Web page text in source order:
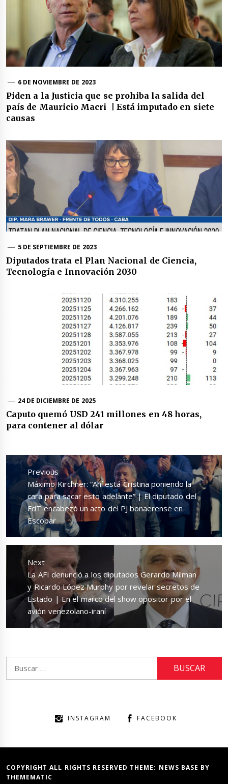
6 DE NOVIEMBRE DE 2023
Piden a la Justicia que se prohiba la salida del
país de Mauricio Macri | Está imputado en siete
causas
5 DE SEPTIEMBRE DE 2023
Diputados trata el Plan Nacional de Ciencia,
Tecnología e Innovación 2030
24 DE DICIEMBRE DE 2025
Caputo quemó USD 241 millones en 48 horas,
para contener al dólar
Navegación
de
entradas
Previous
Previous
post:
Máximo Kirchner: “Ahí está Cristina poniendo la
cara para sacar esto adelante” | El diputado del
FdT encabezó un acto del PJ bonaerense en
Escobar
Next
Next
post:
La AFI denunció a los diputados Gerardo Milman
y Ricardo López Murphy por revelar secretos de
Estado | En el marco del show opositor por el
avión venezolano-iraní
INSTAGRAM FACEBOOK
COPYRIGHT ALL RIGHTS RESERVED THEME: NEWS BASE BY
THEMEMATIC